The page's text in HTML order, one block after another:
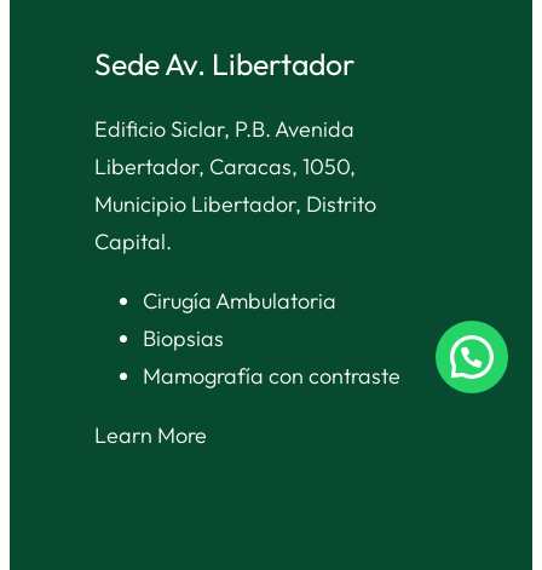
Sede Av. Libertador
Edificio Siclar, P.B. Avenida
Libertador, Caracas, 1050,
Municipio Libertador, Distrito
Capital.
Cirugía Ambulatoria
Biopsias
Mamografía con contraste
Learn More